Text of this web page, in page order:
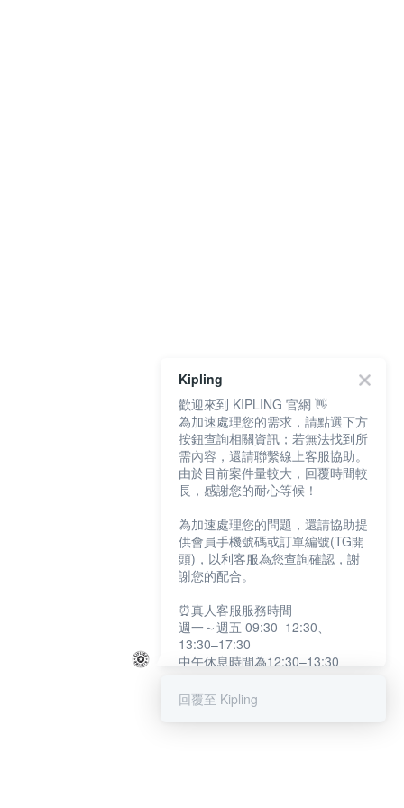
Kipling
歡迎來到 KIPLING 官網 👋
為加速處理您的需求，請點選下方
按鈕查詢相關資訊；若無法找到所
需內容，還請聯繫線上客服協助。
由於目前案件量較大，回覆時間較
長，感謝您的耐心等候！
為加速處理您的問題，還請協助提
供會員手機號碼或訂單編號(TG開
頭)，以利客服為您查詢確認，謝
謝您的配合。
⏰真人客服服務時間
週一～週五 09:30–12:30、
13:30–17:30
中午休息時間為12:30–13:30
提醒您：系統會自動已讀訊息，如
回覆至 Kipling